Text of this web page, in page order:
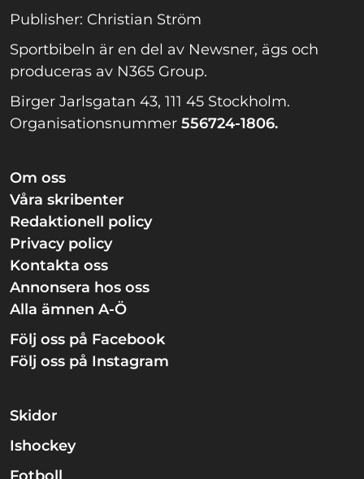
Publisher: Christian Ström
Sportbibeln är en del av Newsner, ägs och
produceras av N365 Group.
Birger Jarlsgatan 43, 111 45 Stockholm.
Organisationsnummer 556724-1806.
Om oss
Våra skribenter
Redaktionell policy
Privacy policy
Kontakta oss
Annonsera hos oss
Alla ämnen A-Ö
Följ oss på Facebook
Följ oss på Instagram
Skidor
Ishockey